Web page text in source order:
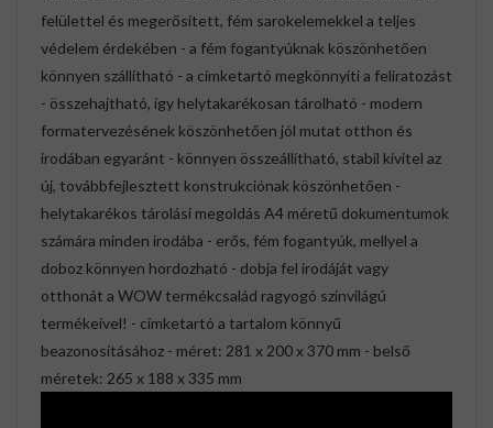
felülettel és megerősített, fém sarokelemekkel a teljes
védelem érdekében - a fém fogantyúknak köszönhetően
könnyen szállítható - a címketartó megkönnyíti a feliratozást
- összehajtható, így helytakarékosan tárolható - modern
formatervezésének köszönhetően jól mutat otthon és
irodában egyaránt - könnyen összeállítható, stabil kivitel az
új, továbbfejlesztett konstrukciónak köszönhetően -
helytakarékos tárolási megoldás A4 méretű dokumentumok
számára minden irodába - erős, fém fogantyúk, mellyel a
doboz könnyen hordozható - dobja fel irodáját vagy
otthonát a WOW termékcsalád ragyogó színvilágú
termékeivel! - címketartó a tartalom könnyű
beazonosításához - méret: 281 x 200 x 370 mm - belső
méretek: 265 x 188 x 335 mm